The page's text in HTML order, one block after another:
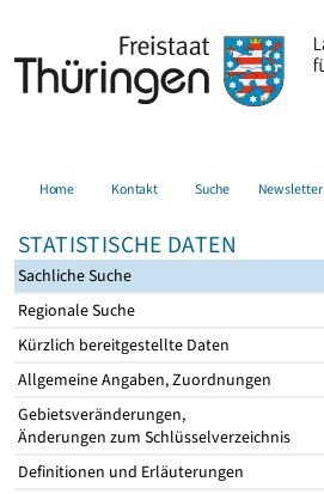
Home Kontakt Suche Newsletter
STATISTISCHE DATEN
Sachliche Suche
Regionale Suche
Kürzlich bereitgestellte Daten
Allgemeine Angaben, Zuordnungen
Gebietsveränderungen,
Änderungen zum Schlüsselverzeichnis
Definitionen und Erläuterungen